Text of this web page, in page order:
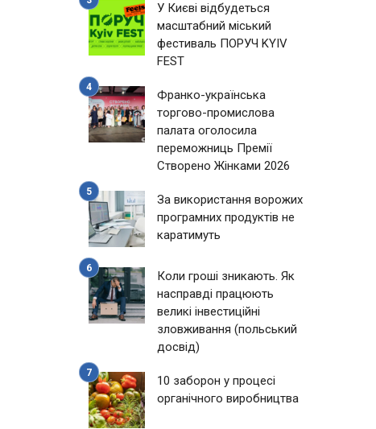
У Києві відбудеться
масштабний міський
фестиваль ПОРУЧ KYIV
FEST
Франко-українська
торгово-промислова
палата оголосила
переможниць Премії
Створено Жінками 2026
За використання ворожих
програмних продуктів не
каратимуть
Коли гроші зникають. Як
насправді працюють
великі інвестиційні
зловживання (польський
досвід)
10 заборон у процесі
органічного виробництва